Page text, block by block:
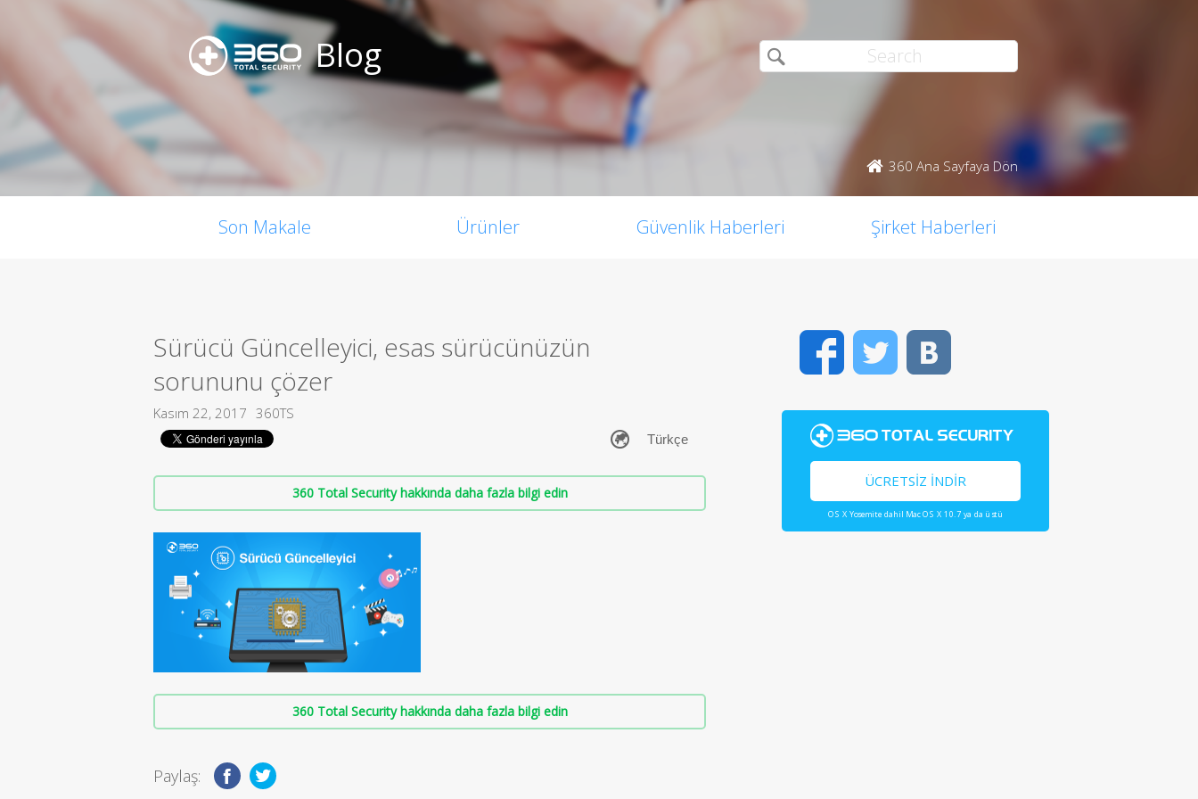
Blog
360 Ana Sayfaya Dön
Son Makale Ürünler Güvenlik Haberleri Şirket Haberleri
Sürücü Güncelleyici, esas sürücünüzün
sorununu çözer
Kasım 22, 2017 360TS
360 Total Security hakkında daha fazla bilgi edin
360 Total Security hakkında daha fazla bilgi edin
Paylaş:
FacebookTwitter
ÜCRETSIZ İNDIR
OS X Yosemite dahil Mac OS X 10.7 ya da üstü